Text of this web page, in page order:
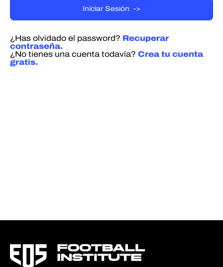
¿Has olvidado el password? Recuperar
contraseña.
¿No tienes una cuenta todavía? Crea tu cuenta
gratis.